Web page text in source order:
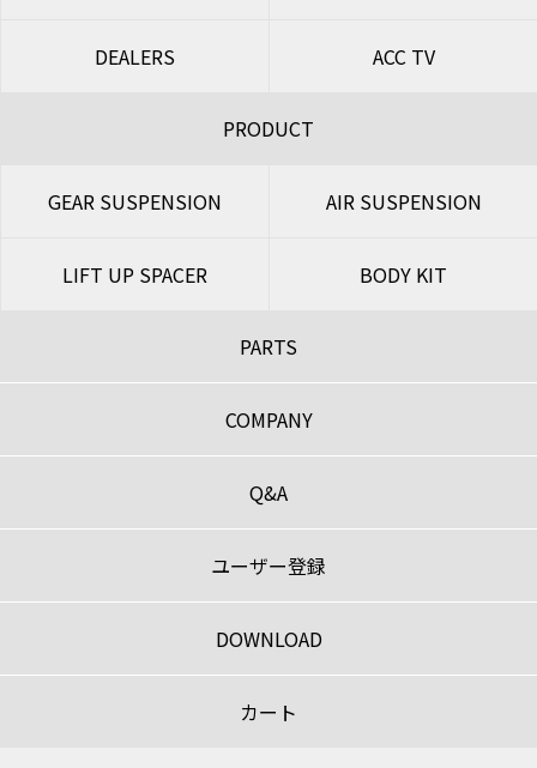
DEALERS ACC TV
PRODUCT
GEAR SUSPENSION AIR SUSPENSION
LIFT UP SPACER BODY KIT
PARTS
COMPANY
Q&A
ユーザー登録
DOWNLOAD
カート